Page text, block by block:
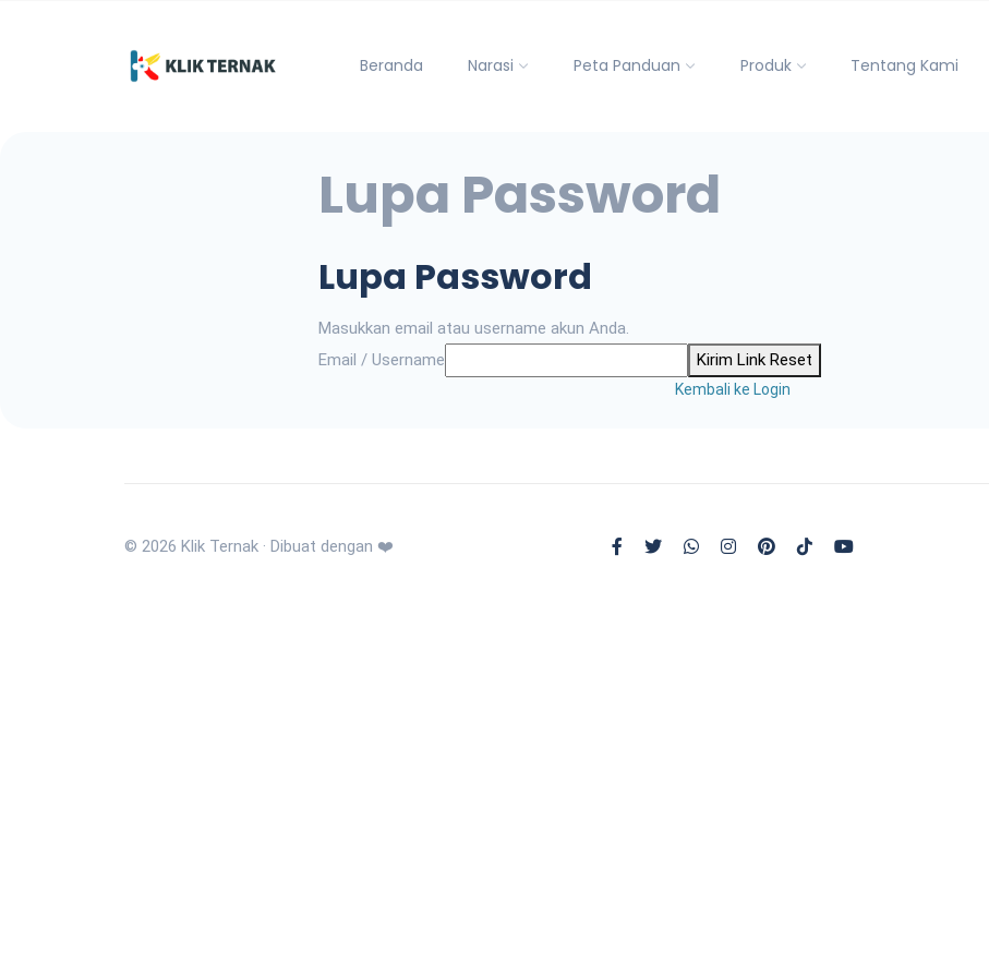
Beranda Narasi Peta Panduan Produk Tentang Kami
Lupa Password
Lupa Password
Masukkan email atau username akun Anda.
Email / Username
Kirim Link Reset
Kembali ke Login
© 2026 Klik Ternak · Dibuat dengan ❤️